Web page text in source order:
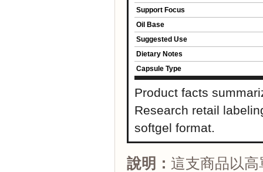
Support Focus
Oil Base
Suggested Use
Dietary Notes
Capsule Type
Product facts
Research retail
softgel format.
說明： 這支商品以